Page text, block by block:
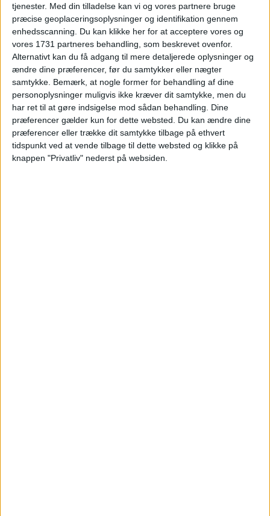
tjenester. Med din tilladelse kan vi og vores partnere bruge
præcise geoplaceringsoplysninger og identifikation gennem
enhedsscanning. Du kan klikke her for at acceptere vores og
vores 1731 partneres behandling, som beskrevet ovenfor.
Alternativt kan du få adgang til mere detaljerede oplysninger og
ændre dine præferencer, før du samtykker eller nægter
samtykke. Bemærk, at nogle former for behandling af dine
personoplysninger muligvis ikke kræver dit samtykke, men du
har ret til at gøre indsigelse mod sådan behandling. Dine
præferencer gælder kun for dette websted. Du kan ændre dine
præferencer eller trække dit samtykke tilbage på ethvert
tidspunkt ved at vende tilbage til dette websted og klikke på
knappen "Privatliv" nederst på websiden.